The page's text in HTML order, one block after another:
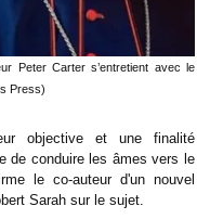
Peter Carter s’entretient avec le
Press)
objective et une finalité
de conduire les âmes vers le
le co-auteur d'un nouvel
Sarah sur le sujet.